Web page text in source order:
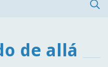
de allá